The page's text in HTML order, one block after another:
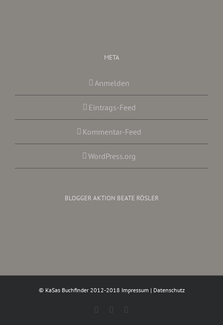
META
Anmelden
Eintrags-Feed
Kommentar-Feed
WordPress.org
BLOGGER AKTION BEATE RÖSLER
© KaSas Buchfinder 2012-2018 Impressum | Datenschutz
FacebookInstagram